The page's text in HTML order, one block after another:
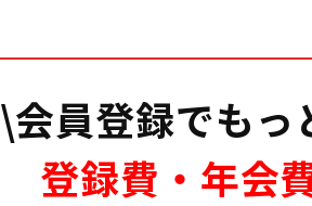
\会員登録でもっ
登録費・年会